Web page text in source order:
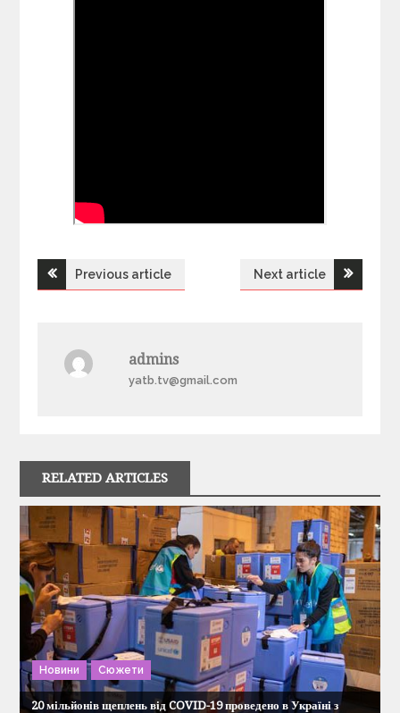
Н
г
а
ц
і
я
з
Previous article Next article
admins
yatb.tv@gmail.com
RELATED ARTICLES
Новини Сюжети
20 мільйонів щеплень від COVID-19 проведено в Україні з